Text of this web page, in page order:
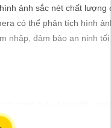
ảnh sắc nét chất lượng
có thể phân tích hình
nhập, đảm bảo an ninh
Dahua chính hãng giá